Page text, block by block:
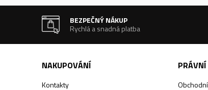
BEZPEČNÝ NÁKUP
Rychlá a snadná platba
NAKUPOVÁNÍ
Kontakty